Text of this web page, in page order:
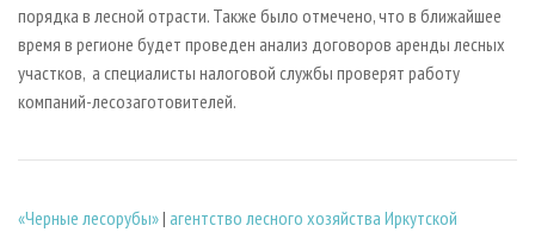
порядка в лесной отрасти. Также было отмечено, что в ближайшее
время в регионе будет проведен анализ договоров аренды лесных
участков, а специалисты налоговой службы проверят работу
компаний-лесозаготовителей.
«Черные лесорубы»| агентство лесного хозяйства Иркутской